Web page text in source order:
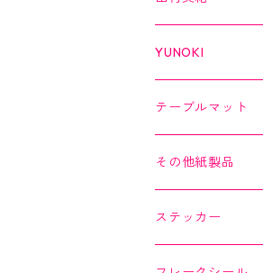
２巻セット
乙女懐紙
Kaishi de saison
よもやまペーパー
縁起どうぶつ懐紙
よもやまペーパー
マスキングテープ
マスキングシール
ちぎり絵カード
YUNOKI
マスキングテープ
メッセージカード
テーブルマット
その他紙製品
よもやまペーパー
ステッカー